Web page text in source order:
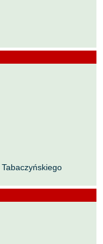
Tabaczyńskiego
Wojciechowicza